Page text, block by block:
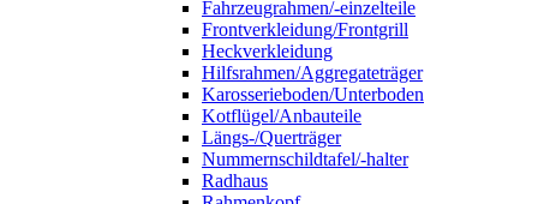
Fahrzeugrahmen/-einzelteile
Frontverkleidung/Frontgrill
Heckverkleidung
Hilfsrahmen/Aggregateträger
Karosserieboden/Unterboden
Kotflügel/Anbauteile
Längs-/Querträger
Nummernschildtafel/-halter
Radhaus